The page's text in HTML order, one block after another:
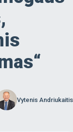
Vytenis Andriukaitis